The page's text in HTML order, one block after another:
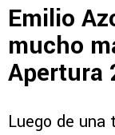
Emilio
mucho
Apertura
Luego de